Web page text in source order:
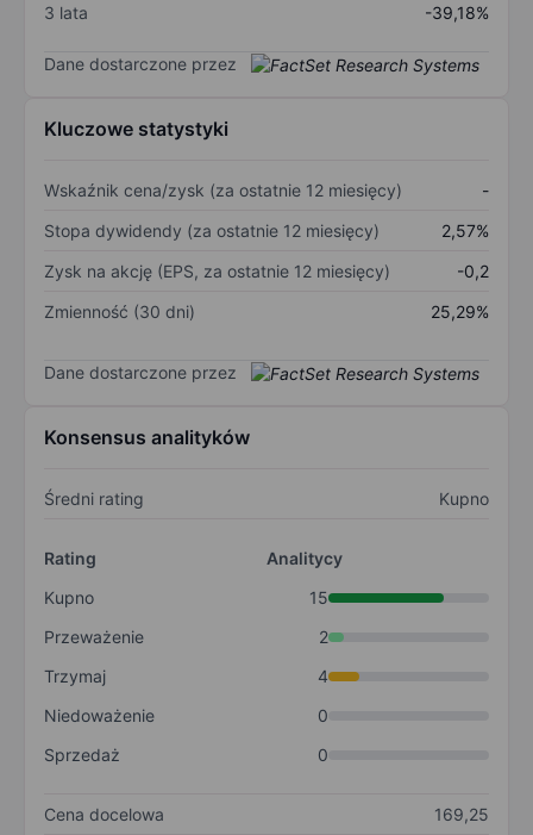
3 lata
-39,18%
Dane dostarczone przez
Kluczowe statystyki
Wskaźnik cena/zysk (za ostatnie 12 miesięcy)
-
Stopa dywidendy (za ostatnie 12 miesięcy)
2,57%
Zysk na akcję (EPS, za ostatnie 12 miesięcy)
-0,2
Zmienność (30 dni)
25,29%
Dane dostarczone przez
Konsensus analityków
Średni rating Kupno
Rating
Analitycy
Kupno
15
Przeważenie
2
Trzymaj
4
Niedoważenie
0
Sprzedaż
0
Cena docelowa
169,25